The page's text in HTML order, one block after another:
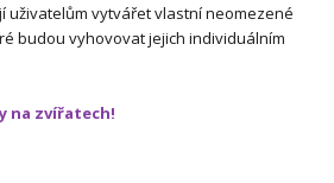
uživatelům vytvářet vlastní neomezené
budou vyhovovat jejich individuálním
na zvířatech!